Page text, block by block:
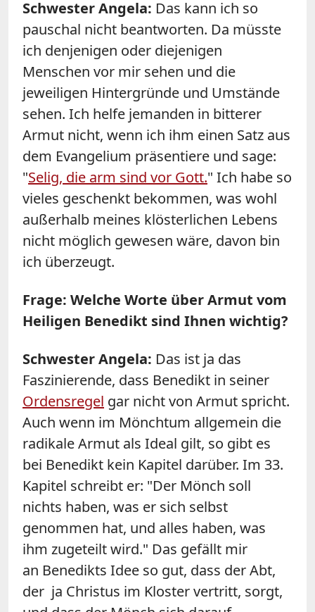
Schwester Angela: Das kann ich so
pauschal nicht beantworten. Da müsste
ich denjenigen oder diejenigen
Menschen vor mir sehen und die
jeweiligen Hintergründe und Umstände
sehen. Ich helfe jemanden in bitterer
Armut nicht, wenn ich ihm einen Satz aus
dem Evangelium präsentiere und sage:
"Selig, die arm sind vor Gott." Ich habe so
vieles geschenkt bekommen, was wohl
außerhalb meines klösterlichen Lebens
nicht möglich gewesen wäre, davon bin
ich überzeugt.
Frage: Welche Worte über Armut vom
Heiligen Benedikt sind Ihnen wichtig?
Schwester Angela: Das ist ja das
Faszinierende, dass Benedikt in seiner
Ordensregel gar nicht von Armut spricht.
Auch wenn im Mönchtum allgemein die
radikale Armut als Ideal gilt, so gibt es
bei Benedikt kein Kapitel darüber. Im 33.
Kapitel schreibt er: "Der Mönch soll
nichts haben, was er sich selbst
genommen hat, und alles haben, was
ihm zugeteilt wird." Das gefällt mir
an Benedikts Idee so gut, dass der Abt,
der ja Christus im Kloster vertritt, sorgt,